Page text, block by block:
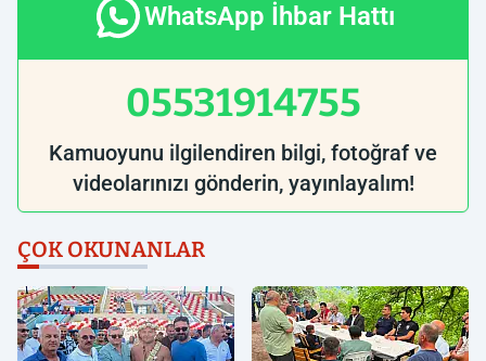
WhatsApp İhbar Hattı
05531914755
Kamuoyunu ilgilendiren bilgi, fotoğraf ve
videolarınızı gönderin, yayınlayalım!
ÇOK OKUNANLAR